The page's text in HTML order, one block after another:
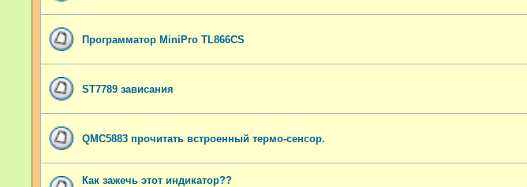
Программатор MiniPro TL866CS
ST7789 зависания
QMC5883 прочитать встроенный термо-сенсор.
Как зажечь этот индикатор??